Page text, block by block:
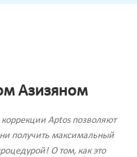
Азизяном
Aptos позволяют
получить максимальный
О том, как это